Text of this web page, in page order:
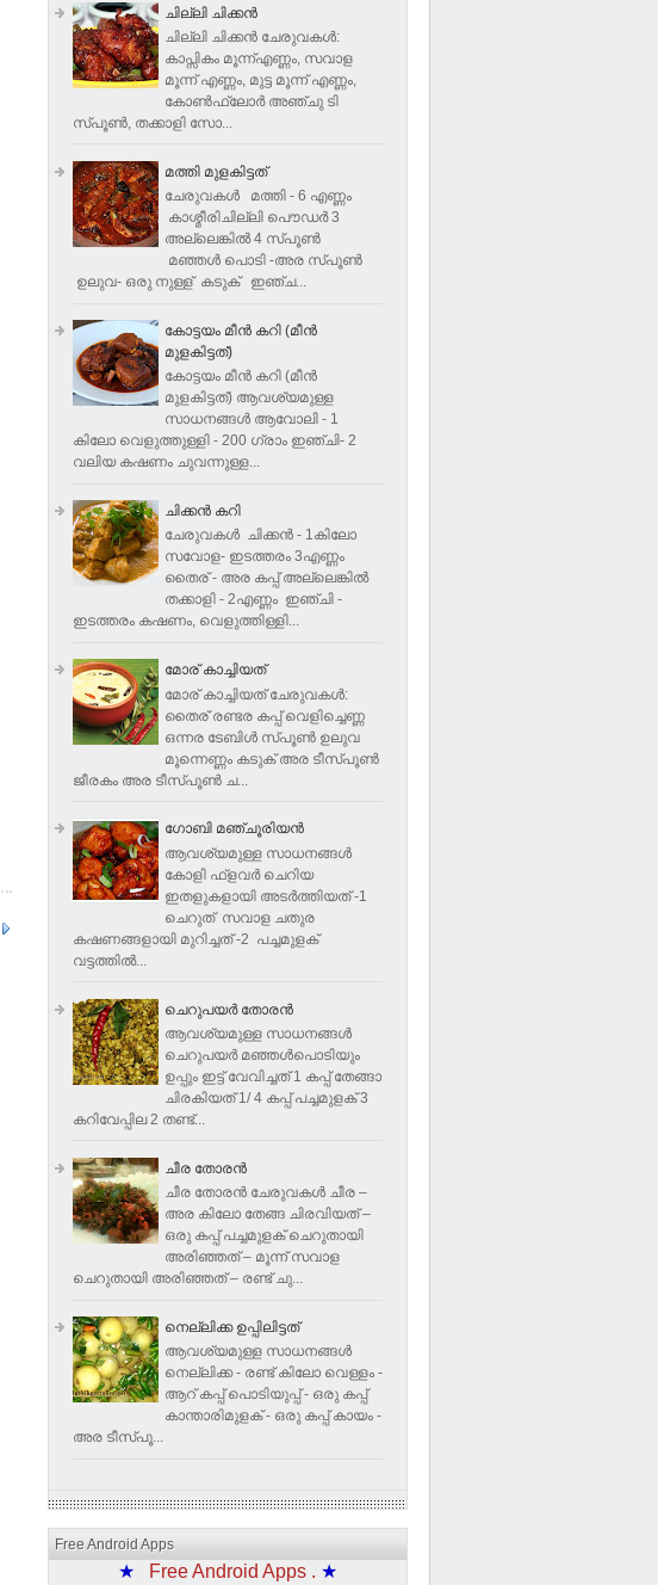
ചില്ലി ചിക്കൻ
ചില്ലി ചിക്കൻ ചേരുവകള്‍:
കാപ്സികം മൂന്ന്എണ്ണം, സവാള
മൂന്ന് എണ്ണം, മുട്ട മൂന്ന് എണ്ണം,
കോണ്‍ഫ്ലോര്‍ അഞ്ചു ടി
സ്പൂണ്‍, തക്കാളി സോ...
മത്തി മുളകിട്ടത്
ചേരുവകൾ മത്തി - 6 എണ്ണം
കാശ്മീരിചില്ലി പൌഡർ 3
അല്ലെങ്കിൽ 4 സ്പൂണ്‍
മഞ്ഞൾ പൊടി -അര സ്പൂണ്‍
ഉലുവ- ഒരു നുള്ള് കടുക് ഇഞ്ച...
കോട്ടയം മീന്‍ കറി (മീന്‍
മുളകിട്ടത്‌)
കോട്ടയം മീന്‍ കറി (മീന്‍
മുളകിട്ടത്‌) ആവശ്യമുള്ള
സാധനങ്ങള്‍ ആവോലി - 1
കിലോ വെളുത്തുള്ളി - 200 ഗ്രാം ഇഞ്ചി- 2
വലിയ കഷണം ചുവന്നുള്ള...
ചിക്കന്‍ കറി
ചേരുവകൾ ചിക്കന്‍ - 1കിലോ
സവോള- ഇടത്തരം 3എണ്ണം
തൈര് - അര കപ്പ്‌ അല്ലെങ്കില്‍
തക്കാളി - 2എണ്ണം ഇഞ്ചി -
ഇടത്തരം കഷണം, വെളുത്തിള്ളി...
മോര് കാച്ചിയത്
മോര് കാച്ചിയത് ചേരുവകള്‍‌:
തൈര് രണ്ടര കപ്പ് വെളിച്ചെണ്ണ
ഒന്നര ടേബിള്‍ സ്പൂണ്‍ ഉലുവ
മൂന്നെണ്ണം കടുക് അര ടീസ്പൂണ്‍
ജീരകം അര ടീസ്പൂണ്‍ ച...
ഗോബി മഞ്ചൂരിയന്‍
ആവശ്യമുള്ള സാധനങ്ങൾ
കോളി ഫ്ളവര്‍ ചെറിയ
ഇതളുകളായി അടര്‍ത്തിയത് -1
ചെറുത് സവാള ചതുര
കഷണങ്ങളായി മുറിച്ചത് -2 പച്ചമുളക്
വട്ടത്തില്‍...
ചെറുപയർ തോരൻ
ആവശ്യമുള്ള സാധനങ്ങൾ
ചെറുപയർ മഞ്ഞൾപൊടിയും
ഉപ്പും ഇട്ട് വേവിച്ചത് 1 കപ്പ് തേങ്ങാ
ചിരകിയത് 1/ 4 കപ്പ് പച്ചമുളക് 3
കറിവേപ്പില 2 തണ്ട്...
ചീര തോരന്‍
ചീര തോരന്‍ ചേരുവകള്‍ ചീര –
അര കിലോ തേങ്ങ ചിരവിയത് –
ഒരു കപ്പ് പച്ചമുളക് ചെറുതായി
അരിഞ്ഞത് – മൂന്ന് സവാള
ചെറുതായി അരിഞ്ഞത് – രണ്ട് ചു...
നെല്ലിക്ക ഉപ്പിലിട്ടത്
ആവശ്യമുള്ള സാധനങ്ങള്‍
നെല്ലിക്ക - രണ്ട് കിലോ വെള്ളം -
ആറ് കപ്പ് പൊടിയുപ്പ് - ഒരു കപ്പ്
കാന്താരിമുളക് - ഒരു കപ്പ് കായം -
അര ടീസ്പൂ...
Free Android Apps
★ Free Android Apps . ★